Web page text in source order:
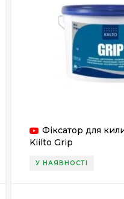
Фіксатор для
Kiilto Grip
У НАЯВНОСТІ